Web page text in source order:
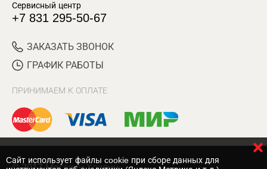
Сервисный центр
+7 831 295-50-67
ЗАКАЗАТЬ ЗВОНОК
ГРАФИК РАБОТЫ
ПРИНИМАЕМ К ОПЛАТЕ
Cайт использует файлы cookie при сборе данных для